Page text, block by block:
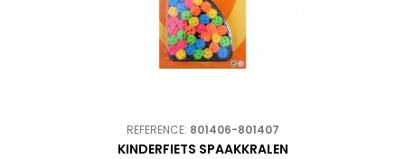
REFERENCE: 801406-801407
KINDERFIETS SPAAKKRALEN